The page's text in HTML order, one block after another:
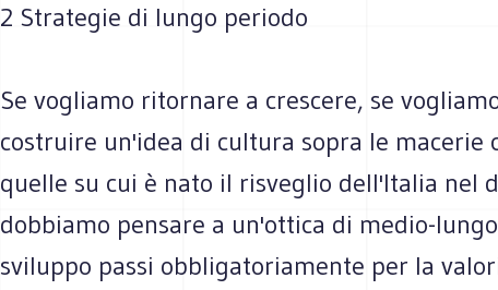
2 Strategie di lungo periodo
Se vogliamo ritornare a crescere, se
costruire un'idea di cultura sopra le macerie
quelle su cui è nato il risveglio dell'Italia nel
dobbiamo pensare a un'ottica di medio-
sviluppo passi obbligatoriamente per la